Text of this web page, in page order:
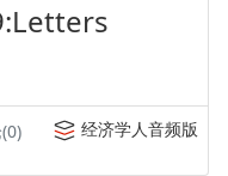
经济学人音频版